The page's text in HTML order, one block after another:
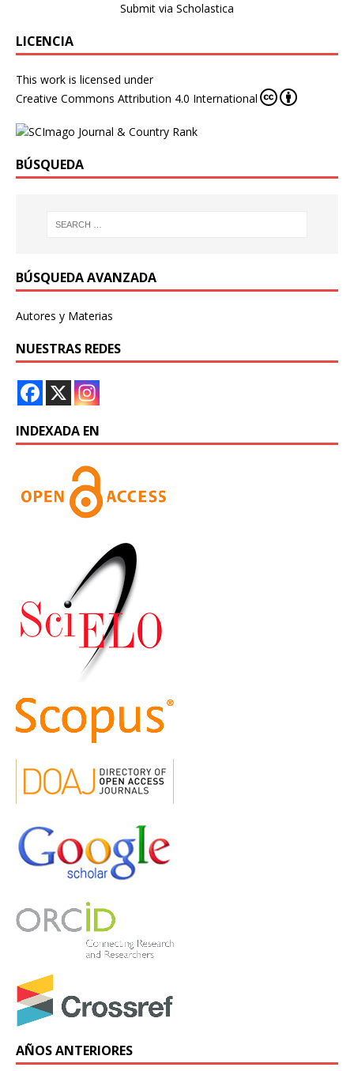
Submit via Scholastica
LICENCIA
This work is licensed under
Creative Commons Attribution 4.0 International
BÚSQUEDA
BÚSQUEDA AVANZADA
Autores y Materias
NUESTRAS REDES
INDEXADA EN
AÑOS ANTERIORES